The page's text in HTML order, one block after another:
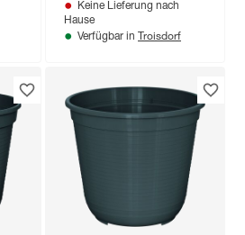
Keine Lieferung nach
Hause
Verfügbar in Troisdorf